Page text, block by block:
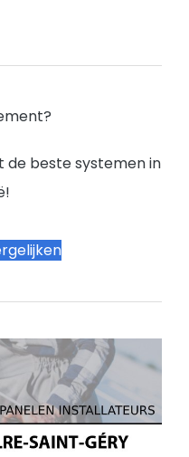
de beste systemen in